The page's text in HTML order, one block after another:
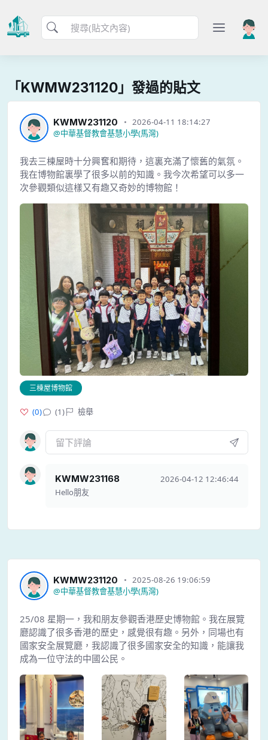
「KWMW231120」發過的貼文
KWMW231120
2026-04-11 18:14:27
@中華基督教會基慧小學(馬灣)
我去三棟屋時十分興𡚒和期待，這裏充滿了懷舊的氣氛。
我在博物館裏學了很多以前的知識。我今次希望可以多一
次參觀類似這樣又有趣又奇妙的博物館！
三棟屋博物館
(0) (1) 檢舉
KWMW231168
2026-04-12 12:46:44
Hello朋友
KWMW231120
2025-08-26 19:06:59
@中華基督教會基慧小學(馬灣)
25/08 星期一，我和朋友參觀香港歷史博物館。我在展覽
廳認識了很多香港的歷史，感覺很有趣。另外，同場也有
國家安全展覽廳，我認識了很多國家安全的知識，能讓我
成為一位守法的中國公民。